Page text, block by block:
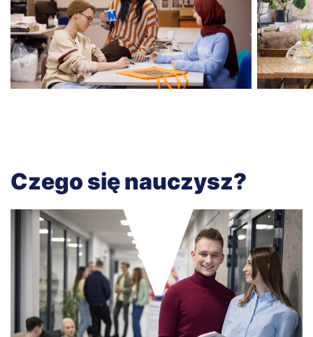
Czego się nauczysz?